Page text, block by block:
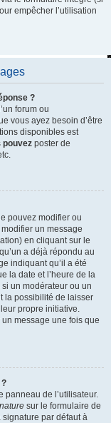
empêcher l’utilisation
?
forum ou
vous ayez besoin d’être
disponibles est
pouvez poster de
pouvez modifier ou
un message
en cliquant sur le
a déjà répondu au
indiquant qu’il a été
la date et l’heure de la
un modérateur ou un
la possibilité de laisser
propre initiative.
message une fois que
panneau de l’utilisateur.
sur le formulaire de
par défaut à